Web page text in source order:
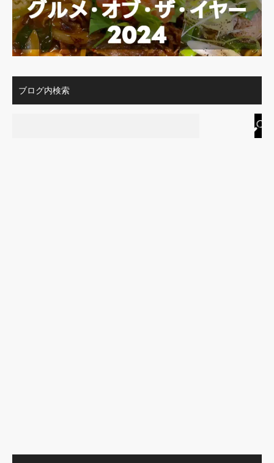
ブログ内検索